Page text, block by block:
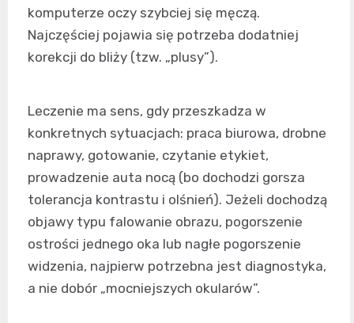
komputerze oczy szybciej się męczą.
Najczęściej pojawia się potrzeba dodatniej
korekcji do bliży (tzw. „plusy”).
Leczenie ma sens, gdy przeszkadza w
konkretnych sytuacjach: praca biurowa, drobne
naprawy, gotowanie, czytanie etykiet,
prowadzenie auta nocą (bo dochodzi gorsza
tolerancja kontrastu i olśnień). Jeżeli dochodzą
objawy typu falowanie obrazu, pogorszenie
ostrości jednego oka lub nagłe pogorszenie
widzenia, najpierw potrzebna jest diagnostyka,
a nie dobór „mocniejszych okularów”.